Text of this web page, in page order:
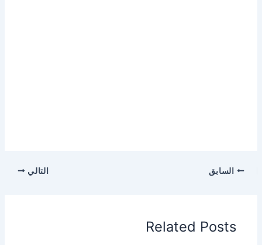
السابق التالي
Related Posts